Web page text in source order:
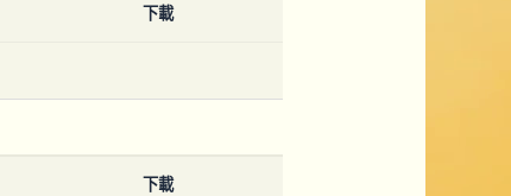
下載
下載